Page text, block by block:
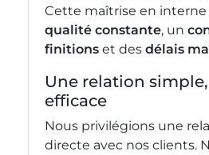
Cette maîtrise en
qualité constante, un
finitions et des délais
Une relation
efficace
Nous privilégions une
directe avec nos clients.